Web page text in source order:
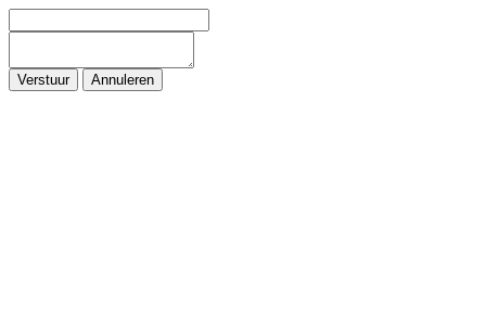
Verstuur Annuleren